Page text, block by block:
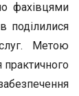
фахівцями
поділилися
Метою
практичного